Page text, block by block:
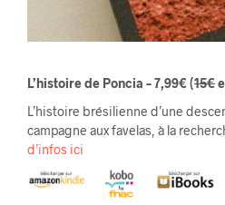
L’histoire de Poncia – 7,99€ (15€
L’histoire brésilienne d’une
campagne aux favelas, à la
d’infos ici